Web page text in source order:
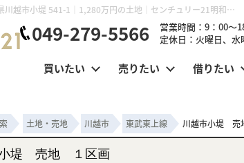
川越市小堤 売地 １区画 埼玉県川越市小堤 541-1｜1,280万円の土地｜センチュリー21明和ハウス
049-279-5566
営業時間：9：00～
定休日：火曜日、水
買いたい 売りたい 借りたい
土地・売地 川越市 東武東上線 川越市小堤
小堤 売地 １区画